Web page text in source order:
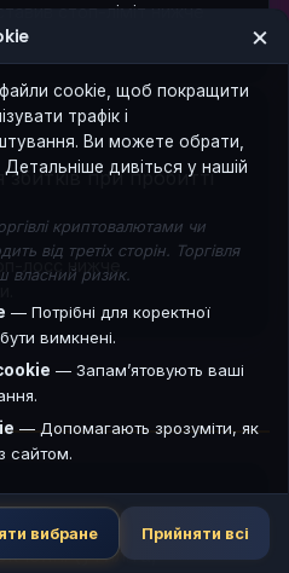
стоп-ліміт нижче
при пробитті
лосс нижче
(утиліта,
×
cookie, щоб покращити
трафік і
Ви можете обрати,
дивіться у нашій
криптовалютами чи
від третіх сторін. Торгівля
власний ризик.
— Потрібні для коректної
вимкнені.
— Запам’ятовують ваші
— Допомагають зрозуміти, як
сайтом.
вибране Прийняти всі